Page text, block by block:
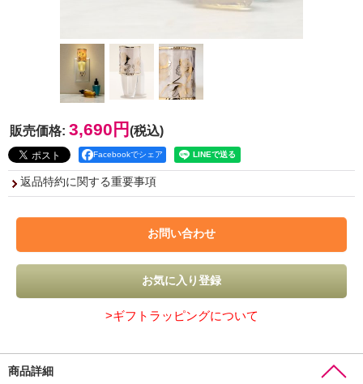
販売価格: 3,690円 (税込)
Facebookでシェア
返品特約に関する重要事項
>ギフトラッピングについて
商品詳細